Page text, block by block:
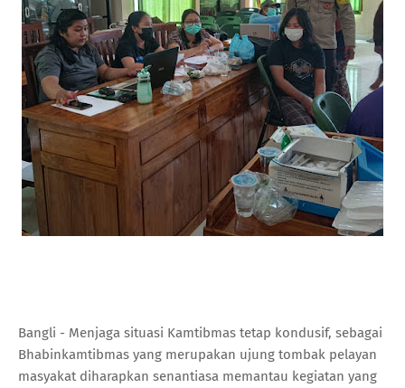
Bangli - Menjaga situasi Kamtibmas tetap kondusif, sebagai
Bhabinkamtibmas yang merupakan ujung tombak pelayan
masyakat diharapkan senantiasa memantau kegiatan yang